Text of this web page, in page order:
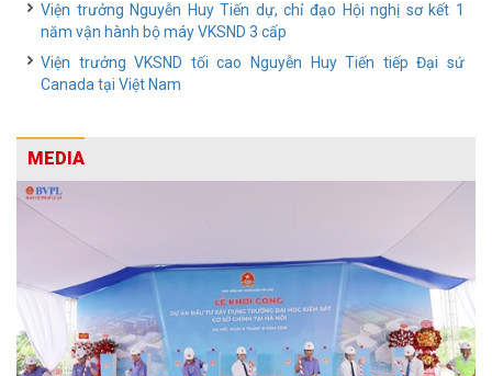
Viện trưởng Nguyễn Huy Tiến dự, chỉ đạo Hội nghị sơ kết 1
năm vận hành bộ máy VKSND 3 cấp
Viện trưởng VKSND tối cao Nguyễn Huy Tiến tiếp Đại sứ
Canada tại Việt Nam
MEDIA